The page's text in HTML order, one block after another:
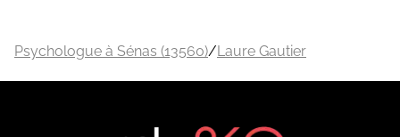
Psychologue à Sénas (13560)/Laure Gautier